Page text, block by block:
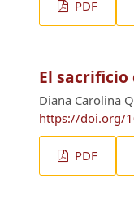
PDF
El sacrificio
Diana Carolina
https://doi.org/
PDF